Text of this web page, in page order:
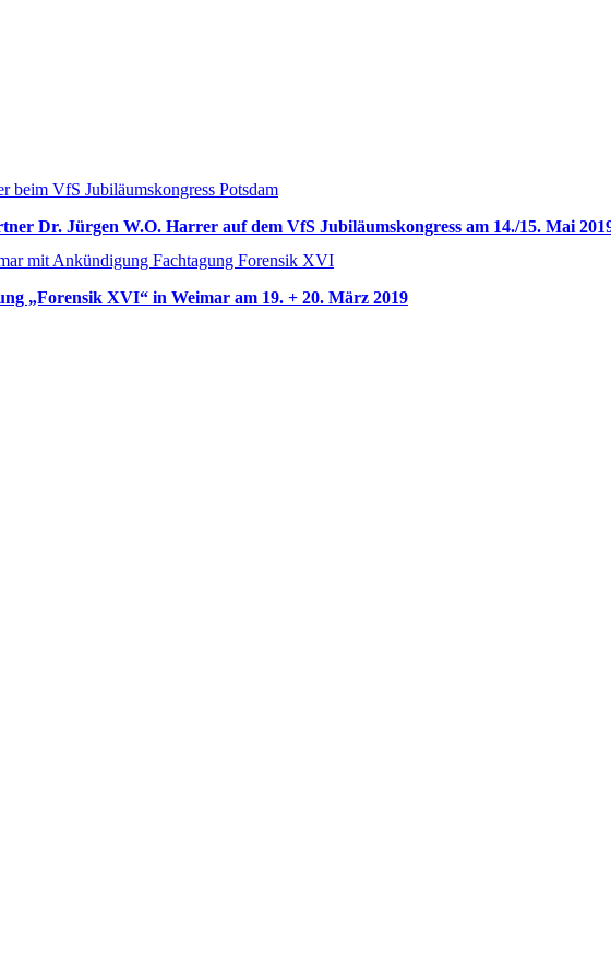
Dr. Jürgen W.O. Harrer auf dem VfS Jubiläumskongress am 14./15. Mai
„Forensik XVI“ in Weimar am 19. + 20. März 2019